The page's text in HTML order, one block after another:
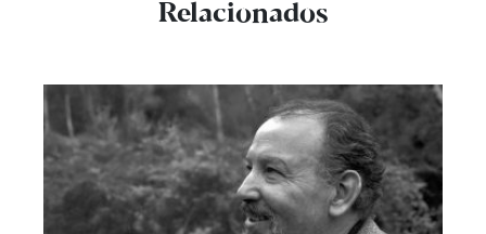
Relacionados